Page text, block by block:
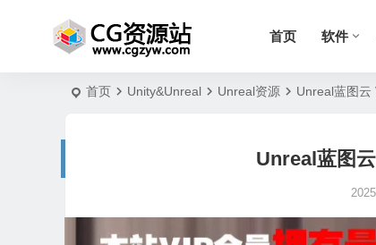
首页 软件
首页 Unity&Unreal Unreal资源 Unreal蓝图云
Unreal蓝图